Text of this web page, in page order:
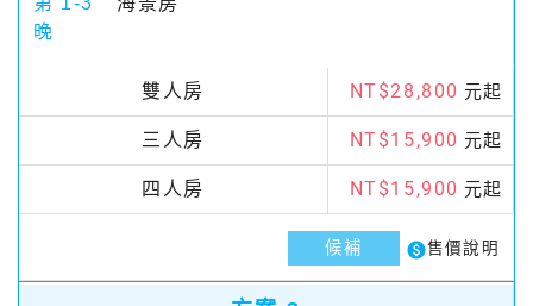
晚
雙人房 NT$28,800 元起
三人房 NT$15,900 元起
四人房 NT$15,900 元起
候補 paid售價說明